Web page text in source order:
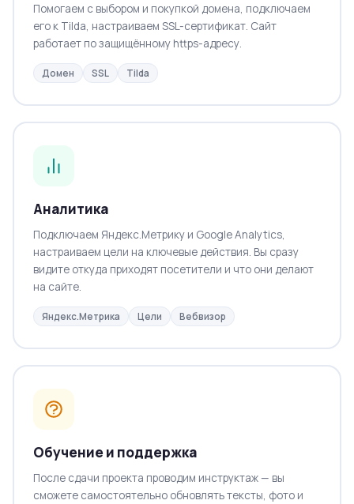
Помогаем с выбором и покупкой домена, подключаем
его к Tilda, настраиваем SSL-сертификат. Сайт
работает по защищённому https-адресу.
Домен SSL Tilda
Аналитика
Подключаем Яндекс.Метрику и Google Analytics,
настраиваем цели на ключевые действия. Вы сразу
видите откуда приходят посетители и что они делают
на сайте.
Яндекс.Метрика Цели Вебвизор
Обучение и поддержка
После сдачи проекта проводим инструктаж — вы
сможете самостоятельно обновлять тексты, фото и